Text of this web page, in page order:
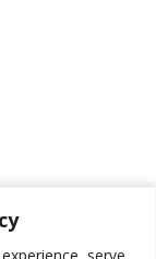
serve
serve